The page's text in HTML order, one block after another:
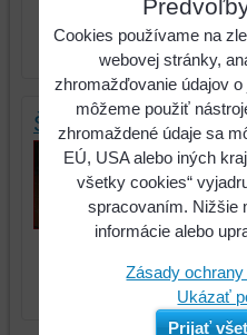
Šetrné dláto, 26mm
Šetrné
Kód:
Cookies používame na
webovej stránky,
zhromažďovanie údajov
môžeme použiť
zhromaždené údaje sa
EÚ, USA alebo iných
všetky cookies“
spracovaním. Nižšie
informácie alebo
Zásady
Ukázať
Prijať